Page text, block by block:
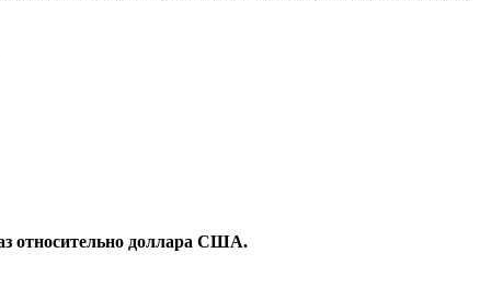
относительно доллара США.